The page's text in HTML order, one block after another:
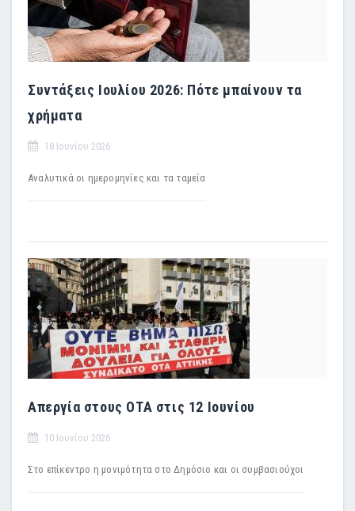
Συντάξεις Ιουλίου 2026: Πότε μπαίνουν τα
χρήματα
18 Ιουνίου 2026
Αναλυτικά οι ημερομηνίες και τα ταμεία
Απεργία στους ΟΤΑ στις 12 Ιουνίου
10 Ιουνίου 2026
Στο επίκεντρο η μονιμότητα στο Δημόσιο και οι συμβασιούχοι